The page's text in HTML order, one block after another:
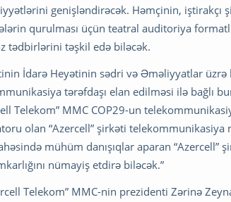
genişləndirəcək. Həmçinin, iştirakçı
qurulması üçün teatral auditoriya
tədbirlərini təşkil edə biləcək.
İdarə Heyətinin sədri və Əməliyyatlar üzrə
tərəfdaşı elan edilməsi ilə bağlı
Telekom” MMC COP29-un
olan “Azercell” şirkəti telekommunikasiya
mühüm danışıqlar aparan “Azercell”
nümayiş etdirə biləcək.”
Telekom” MMC-nin prezidenti Zərinə